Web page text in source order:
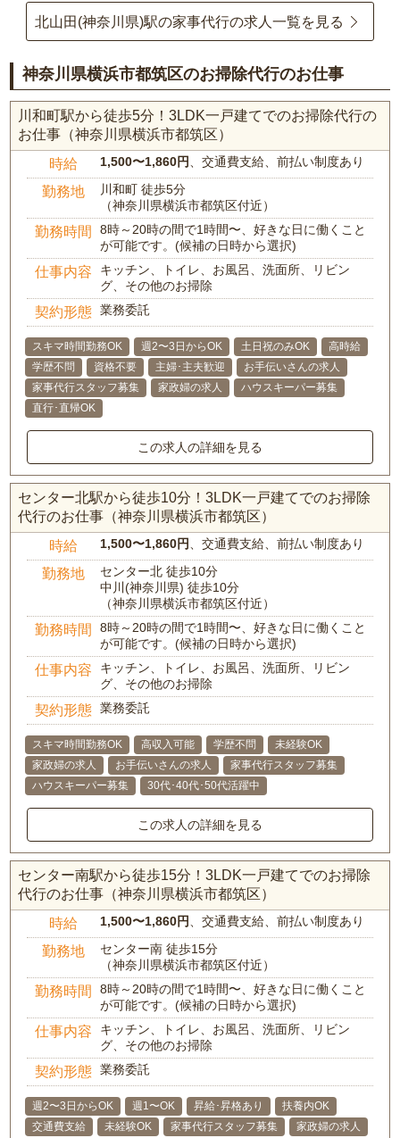
北山田(神奈川県)駅の家事代行の求人一覧を見る
神奈川県横浜市都筑区のお掃除代行のお仕事
川和町駅から徒歩5分！3LDK一戸建てでのお掃除代行の
お仕事（神奈川県横浜市都筑区）
時給 1,500〜1,860円 、交通費支給、前払い制度あり
勤務地
川和町 徒歩5分
（神奈川県横浜市都筑区付近）
勤務時間
8時～20時の間で1時間〜、好きな日に働くこと
が可能です。(候補の日時から選択)
仕事内容
キッチン、トイレ、お風呂、洗面所、リビン
グ、その他のお掃除
契約形態 業務委託
スキマ時間勤務OK 週2〜3日からOK 土日祝のみOK
高時給
学歴不問
資格不要 主婦･主夫歓迎
お手伝いさんの求人
家事代行スタッフ募集
家政婦の求人
ハウスキーパー募集
直行･直帰OK
この求人の詳細を見る
センター北駅から徒歩10分！3LDK一戸建てでのお掃除
代行のお仕事（神奈川県横浜市都筑区）
時給 1,500〜1,860円 、交通費支給、前払い制度あり
勤務地
センター北 徒歩10分
中川(神奈川県) 徒歩10分
（神奈川県横浜市都筑区付近）
勤務時間
8時～20時の間で1時間〜、好きな日に働くこと
が可能です。(候補の日時から選択)
仕事内容
キッチン、トイレ、お風呂、洗面所、リビン
グ、その他のお掃除
契約形態 業務委託
スキマ時間勤務OK 高収入可能 学歴不問
未経験OK
家政婦の求人
お手伝いさんの求人
家事代行スタッフ募集
ハウスキーパー募集
30代･40代･50代活躍中
この求人の詳細を見る
センター南駅から徒歩15分！3LDK一戸建てでのお掃除
代行のお仕事（神奈川県横浜市都筑区）
時給 1,500〜1,860円 、交通費支給、前払い制度あり
勤務地
センター南 徒歩15分
（神奈川県横浜市都筑区付近）
勤務時間
8時～20時の間で1時間〜、好きな日に働くこと
が可能です。(候補の日時から選択)
仕事内容
キッチン、トイレ、お風呂、洗面所、リビン
グ、その他のお掃除
契約形態 業務委託
週2〜3日からOK 週1〜OK 昇給･昇格あり
扶養内OK
交通費支給
未経験OK 家事代行スタッフ募集 家政婦の求人